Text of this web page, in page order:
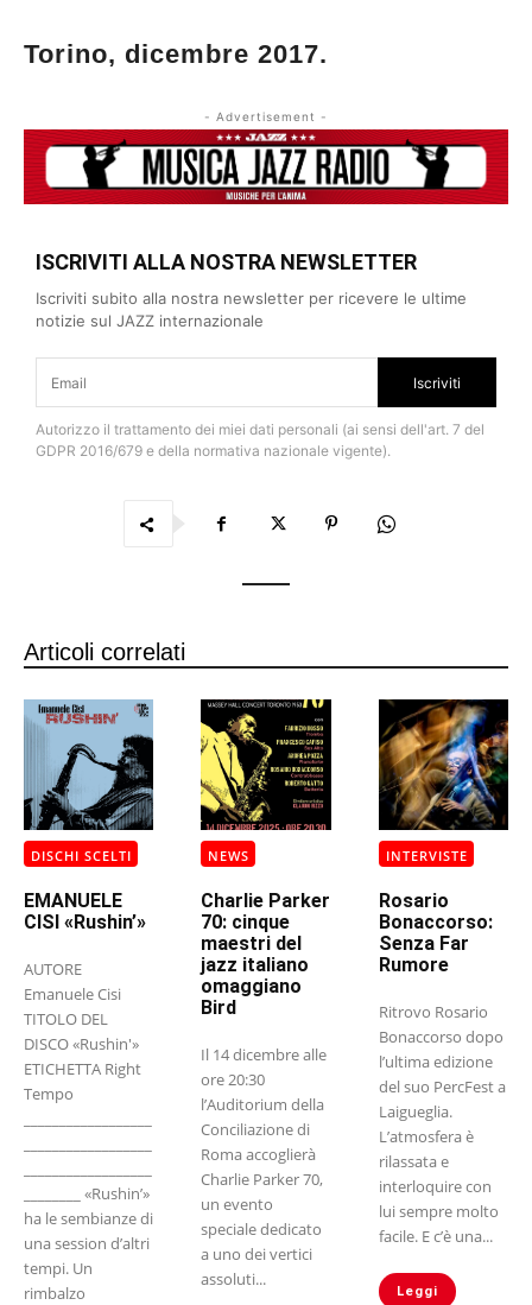
Torino, dicembre 2017.
- Advertisement -
ISCRIVITI ALLA NOSTRA NEWSLETTER
Iscriviti subito alla nostra newsletter per ricevere le ultime
notizie sul JAZZ internazionale
Iscriviti
Autorizzo il trattamento dei miei dati personali (ai sensi dell'art. 7 del
GDPR 2016/679 e della normativa nazionale vigente).
Articoli correlati
DISCHI SCELTI
EMANUELE
CISI «Rushin’»
AUTORE
Emanuele Cisi
TITOLO DEL
DISCO «Rushin'»
ETICHETTA Right
Tempo
ha le sembianze di
una session d’altri
tempi. Un
rimbalzo
NEWS
Charlie Parker
70: cinque
maestri del
jazz italiano
omaggiano
Bird
Il 14 dicembre alle
ore 20:30
l’Auditorium della
Conciliazione di
Roma accoglierà
Charlie Parker 70,
un evento
speciale dedicato
a uno dei vertici
assoluti...
INTERVISTE
Rosario
Bonaccorso:
Senza Far
Rumore
Ritrovo Rosario
Bonaccorso dopo
l’ultima edizione
del suo PercFest a
Laigueglia.
L’atmosfera è
rilassata e
interloquire con
lui sempre molto
facile. E c’è una...
Leggi